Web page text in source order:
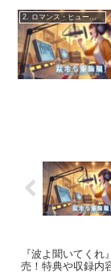
2. ロマンス・ヒューマンドラマ
『波よ聞いてくれ
売！特典や収録内